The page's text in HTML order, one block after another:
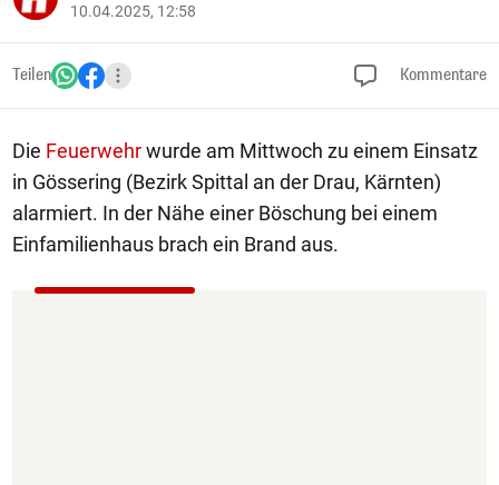
10.04.2025, 12:58
Teilen Kommentare
Die Feuerwehrwurde am Mittwoch zu einem Einsatz
in Gössering (Bezirk Spittal an der Drau, Kärnten)
alarmiert. In der Nähe einer Böschung bei einem
Einfamilienhaus brach ein Brand aus.